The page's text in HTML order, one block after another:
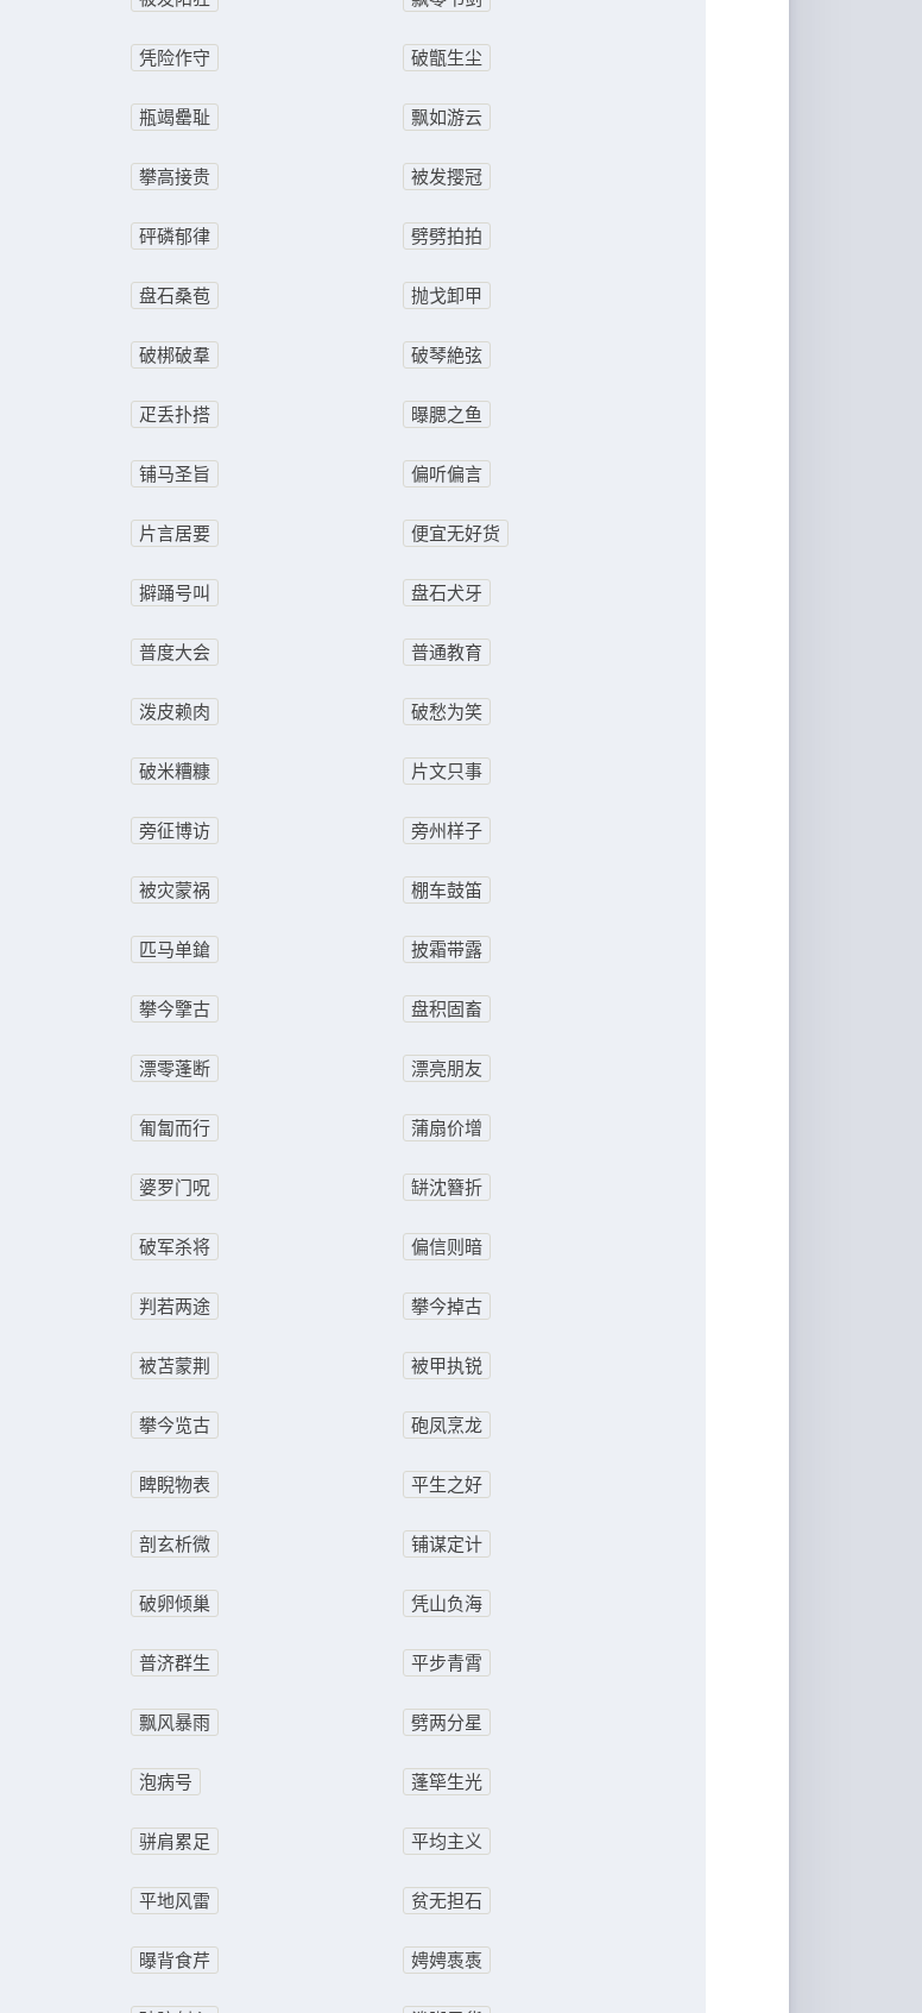
凭险作守 破甑生尘
瓶竭罍耻 飘如游云
攀高接贵 被发撄冠
砰磷郁律 劈劈拍拍
盘石桑苞 抛戈卸甲
破梆破羣 破琴絶弦
疋丢扑搭 曝腮之鱼
铺马圣旨 偏听偏言
片言居要 便宜无好货
擗踊号叫 盘石犬牙
普度大会 普通教育
泼皮赖肉 破愁为笑
破米糟糠 片文只事
旁征博访 旁州样子
被灾蒙祸 棚车鼓笛
匹马单鎗 披霜带露
攀今擥古 盘积固畜
漂零蓬断 漂亮朋友
匍匐而行 蒲扇价增
婆罗门呪 缾沈簪折
破军杀将 偏信则暗
判若两途 攀今掉古
被苫蒙荆 被甲执锐
攀今览古 砲凤烹龙
睥睨物表 平生之好
剖玄析微 铺谋定计
破卵倾巢 凭山负海
普济群生 平步青霄
飘风暴雨 劈两分星
泡病号 蓬筚生光
骈肩累足 平均主义
平地风雷 贫无担石
曝背食芹 娉娉褭褭